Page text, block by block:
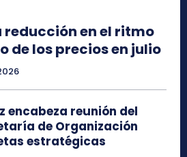
reducción en el ritmo
de los precios en julio
encabeza reunión del
de Organización
estratégicas